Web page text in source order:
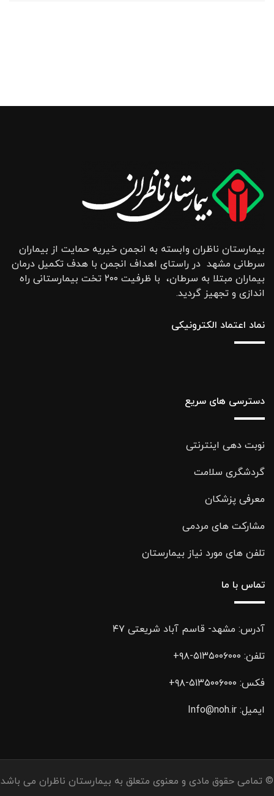
بیمارستان ناظران وابسته به انجمن خیریه حمایت از بیماران
سرطانی مشهد در راستای اهداف انجمن با هدف تکمیل درمان
بیماران مبتلا به سرطان، با ظرفیت ۲۰۰ تخت بیمارستانی راه
اندازی و تجهیز گردید.
نماد اعتماد الکترونیکی
دسترسی های سریع
نوبت دهی اینترنتی
گردشگری سلامت
معرفی پزشکان
مشارکت های مردمی
تلفن های مورد نیاز بیمارستان
تماس با ما
آدرس: مشهد- قاسم آباد شریعتی ۴۷
تلفن: ۵۱۳۵۰۰۶۰۰۰-۹۸+
فکس: ۵۱۳۵۰۰۶۰۰۰-۹۸+
ایمیل: Info@noh.ir
© تمامی حقوق مادی و معنوی متعلق به بيمارستان ناظران می باشد